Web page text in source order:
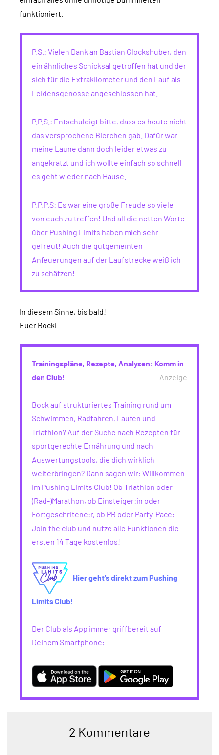
funktioniert.
P.S.: Vielen Dank an Bastian Glockshuber, den
ein ähnliches Schicksal getroffen hat und der
sich für die Extrakilometer und den Lauf als
Leidensgenosse angeschlossen hat.
P.P.S.: Entschuldigt bitte, dass es heute nicht
das versprochene Bierchen gab. Dafür war
meine Laune dann doch leider etwas zu
angekratzt und ich wollte einfach so schnell
es geht wieder nach Hause.
P.P.P.S: Es war eine große Freude so viele
von euch zu treffen! Und all die netten Worte
über Pushing Limits haben mich sehr
gefreut! Auch die gutgemeinten
Anfeuerungen auf der Laufstrecke weiß ich
zu schätzen!
In diesem Sinne, bis bald!
Euer Bocki
Trainingspläne, Rezepte, Analysen: Komm in
den Club!
Anzeige
Bock auf strukturiertes Training rund um
Schwimmen, Radfahren, Laufen und
Triathlon? Auf der Suche nach Rezepten für
sportgerechte Ernährung und nach
Auswertungstools, die dich wirklich
weiterbringen? Dann sagen wir: Willkommen
im Pushing Limits Club! Ob Triathlon oder
(Rad-)Marathon, ob Einsteiger:in oder
Fortgeschritene:r, ob PB oder Party-Pace:
Join the club und nutze alle Funktionen die
ersten 14 Tage kostenlos!
Hier geht’s direkt zum Pushing
Limits Club!
Der Club als App immer griffbereit auf
Deinem Smartphone:
2 Kommentare